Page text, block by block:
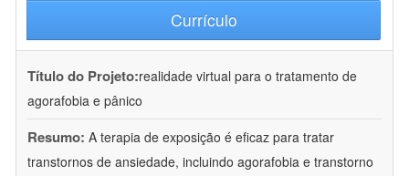
Currículo
Título do Projeto:realidade virtual para o tratamento de
agorafobia e pânico
Resumo: A terapia de exposição é eficaz para tratar
transtornos de ansiedade, incluindo agorafobia e transtorno